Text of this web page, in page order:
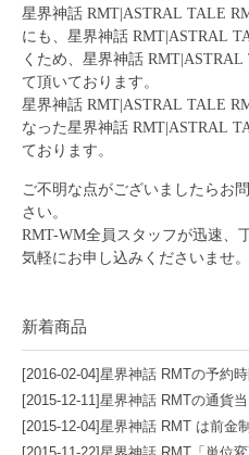
星界神話 RMT|ASTRAL TALE
にも、 星界神話 RMT|ASTRAL
くため、 星界神話 RMT|ASTRAL
て頂いております。
星界神話 RMT|ASTRAL TALE
なった星界神話 RMT|ASTRAL
ております。
ご不明な点がございましたらお
さい。
RMT-WM全員スタッフが迅速、
気軽にお申し込みくださいませ。
新着商品
[2016-02-04]星界神話 RMTの予約
[2015-12-11]星界神話 RMTの通貨当
[2015-12-04]星界神話 RMT は前金